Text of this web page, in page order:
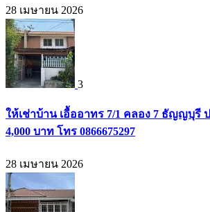
28 เมษายน 2026
3
ให้เช่าบ้าน เอื้ออาทร 7/1 คลอง 7 ธัญญบุรี
4,000 บาท โทร 0866675297
28 เมษายน 2026